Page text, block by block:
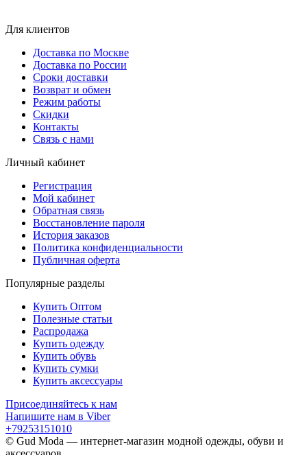
Для клиентов
Доставка по Москве
Доставка по России
Сроки доставки
Возврат и обмен
Режим работы
Скидки
Контакты
Связь с нами
Личный кабинет
Регистрация
Мой кабинет
Обратная связь
Восстановление пароля
История заказов
Политика конфиденциальности
Публичная оферта
Популярные разделы
Купить Оптом
Полезные статьи
Распродажа
Купить одежду
Купить обувь
Купить сумки
Купить аксессуары
Присоединяйтесь к нам
Напишите нам в Viber
+79253151010
© Gud Moda — интернет-магазин модной одежды, обуви и